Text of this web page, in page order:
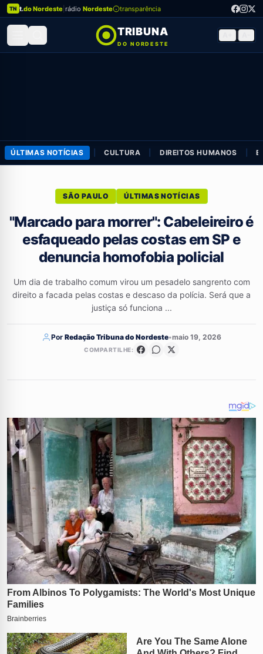
TN t.do Nordeste rádio Nordeste transparência
TRIBUNA
DO NORDESTE
ÚLTIMAS NOTÍCIAS CULTURA DIREITOS HUMANOS
SÃO PAULO ÚLTIMAS NOTÍCIAS
"Marcado para morrer": Cabeleireiro é
esfaqueado pelas costas em SP e
denuncia homofobia policial
Um dia de trabalho comum virou um pesadelo sangrento com
direito a facada pelas costas e descaso da polícia. Será que a
justiça só funciona ...
Por Redação Tribuna do Nordeste•maio 19, 2026
COMPARTILHE: